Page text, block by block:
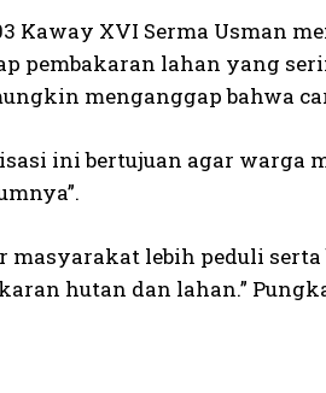
Kaway XVI Serma Usman
pembakaran lahan yang
menganggap bahwa
ini bertujuan agar
masyarakat lebih peduli
hutan dan lahan.”